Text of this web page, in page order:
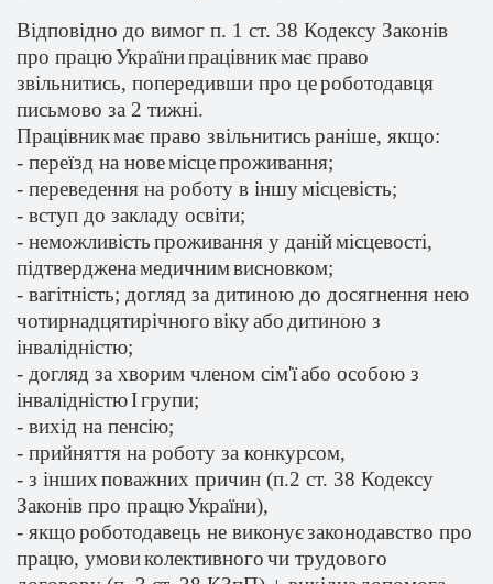
Відповідно до вимог п. 1 ст. 38 Кодексу Законів
про працюУкраїнипрацівникмає право
звільнитись, попередивши про цероботодавця
письмово за 2 тижні.
Працівникмає право звільнитисьраніше, якщо:
- переїзд на новемісцепроживання;
- переведення на роботу в іншумісцевість;
- вступ до закладу освіти;
- неможливістьпроживання у даніймісцевості,
підтвердженамедичнимвисновком;
- вагітність; догляд за дитиною до досягнення нею
чотирнадцятирічноговікуабо дитиною з
інвалідністю;
- догляд за хворим членом сім'їабо особою з
інвалідністюIгрупи;
- вихід на пенсію;
- прийняття на роботу за конкурсом,
- з іншихповажних причин (п.2 ст. 38 Кодексу
Законів про працюУкраїни),
- якщороботодавець не виконуєзаконодавство про
працю, умовиколективногочи трудового